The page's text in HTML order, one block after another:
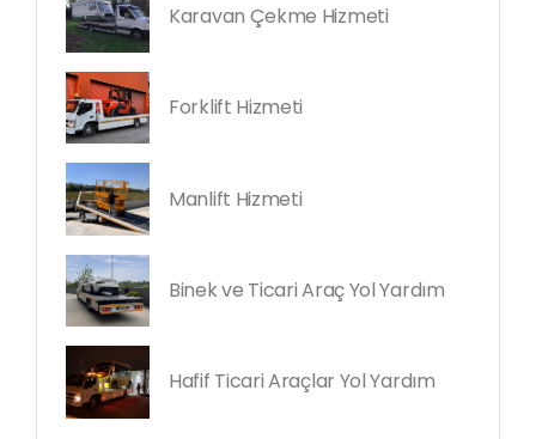
Karavan Çekme Hizmeti
Forklift Hizmeti
Manlift Hizmeti
Binek ve Ticari Araç Yol Yardım
Hafif Ticari Araçlar Yol Yardım